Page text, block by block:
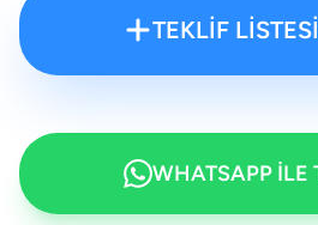
TEKLİF
WHATSAPP İLE